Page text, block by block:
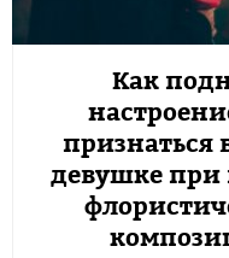
Как
признаться
девушке